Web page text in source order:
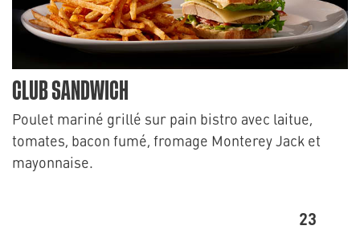
CLUB SANDWICH
Poulet mariné grillé sur pain bistro avec laitue,
tomates, bacon fumé, fromage Monterey Jack et
mayonnaise.
23